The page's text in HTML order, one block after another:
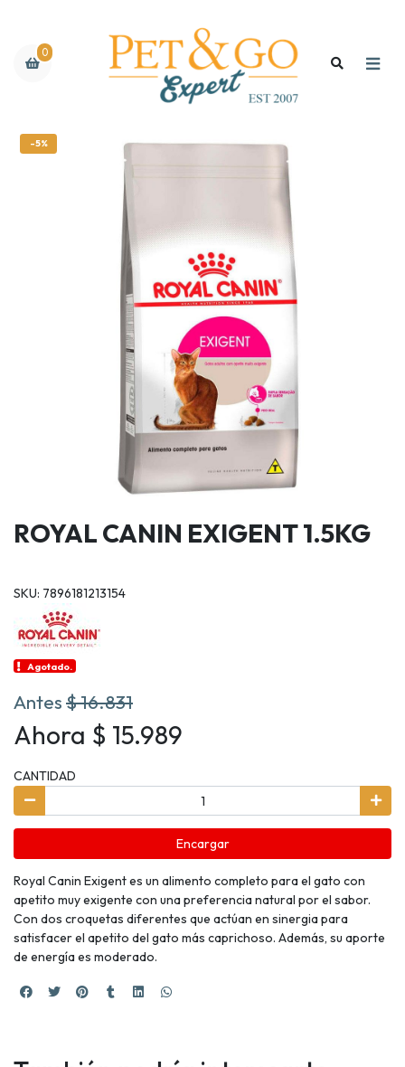
0
-5%
ROYAL CANIN EXIGENT 1.5KG
SKU: 7896181213154
Agotado.
Antes$ 16.831
Ahora $ 15.989
CANTIDAD
Encargar
Royal Canin Exigent es un alimento completo para el gato con
apetito muy exigente con una preferencia natural por el sabor.
Con dos croquetas diferentes que actúan en sinergia para
satisfacer el apetito del gato más caprichoso. Además, su aporte
de energía es moderado.